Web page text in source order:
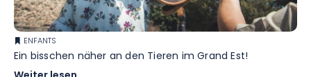
ENFANTS
Ein bisschen näher an den Tieren im Grand Est!